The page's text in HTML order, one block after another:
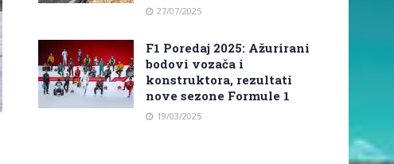
27/07/2025
F1 Poredaj 2025: Ažurirani
bodovi vozača i
konstruktora, rezultati
nove sezone Formule 1
19/03/2025